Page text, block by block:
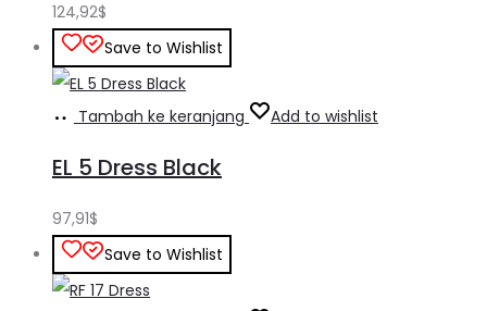
124,92$
Save to Wishlist
Tambah ke keranjang Add to wishlist
EL 5 Dress Black
97,91$
Save to Wishlist